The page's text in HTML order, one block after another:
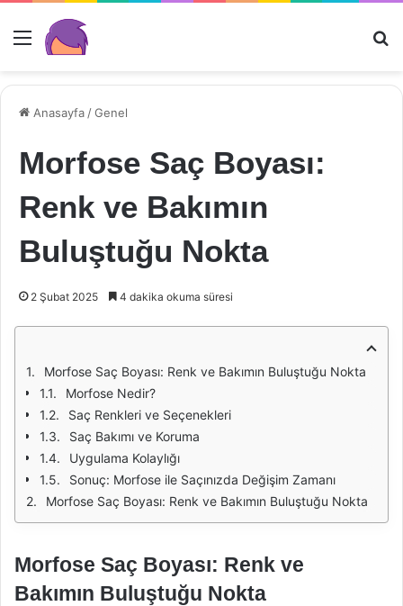
Menü
Anasayfa /Genel
Morfose Saç Boyası:
Renk ve Bakımın
Buluştuğu Nokta
2 Şubat 2025 4 dakika okuma süresi
Morfose Saç Boyası: Renk ve Bakımın Buluştuğu Nokta
Morfose Nedir?
Saç Renkleri ve Seçenekleri
Saç Bakımı ve Koruma
Uygulama Kolaylığı
Sonuç: Morfose ile Saçınızda Değişim Zamanı
Morfose Saç Boyası: Renk ve Bakımın Buluştuğu Nokta
Morfose Saç Boyası: Renk ve
Bakımın Buluştuğu Nokta